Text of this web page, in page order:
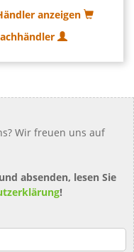
anzeigen
Wir freuen uns auf
absenden, lesen Sie
!